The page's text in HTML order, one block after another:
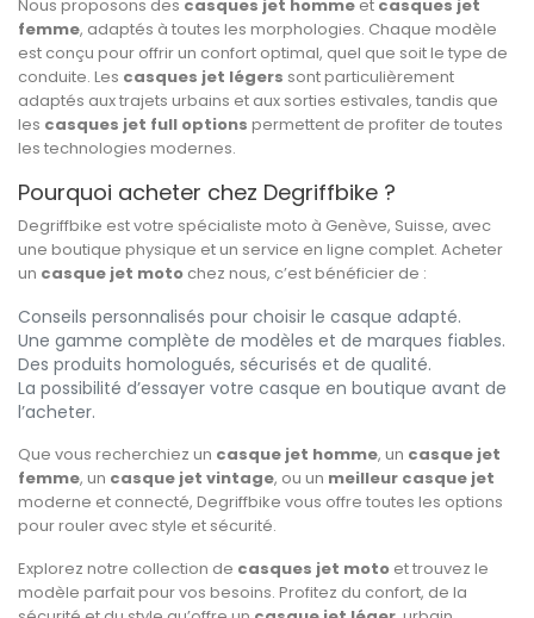
Nous proposons des casques jet homme et casques jet
femme, adaptés à toutes les morphologies. Chaque modèle
est conçu pour offrir un confort optimal, quel que soit le type de
conduite. Les casques jet légers sont particulièrement
adaptés aux trajets urbains et aux sorties estivales, tandis que
les casques jet full options permettent de profiter de toutes
les technologies modernes.
Pourquoi acheter chez Degriffbike ?
Degriffbike est votre spécialiste moto à Genève, Suisse, avec
une boutique physique et un service en ligne complet. Acheter
un casque jet moto chez nous, c’est bénéficier de :
Conseils personnalisés pour choisir le casque adapté.
Une gamme complète de modèles et de marques fiables.
Des produits homologués, sécurisés et de qualité.
La possibilité d’essayer votre casque en boutique avant de
l’acheter.
Que vous recherchiez un casque jet homme, un casque jet
femme, un casque jet vintage, ou un meilleur casque jet
moderne et connecté, Degriffbike vous offre toutes les options
pour rouler avec style et sécurité.
Explorez notre collection de casques jet moto et trouvez le
modèle parfait pour vos besoins. Profitez du confort, de la